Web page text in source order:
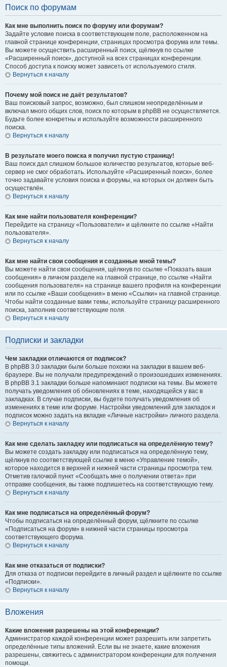
Поиск по форумам
Как мне выполнить поиск по форуму или форумам?
Задайте условие поиска в соответствующем поле, расположенном на
главной странице конференции, страницах просмотра форума или темы.
Вы можете осуществить расширенный поиск, щёлкнув по ссылке
«Расширенный поиск», доступной на всех страницах конференции.
Способ доступа к поиску может зависеть от используемого стиля.
Вернуться к началу
Почему мой поиск не даёт результатов?
Ваш поисковый запрос, возможно, был слишком неопределённым и
включал много общих слов, поиск по которым в phpBB не осуществляется.
Будьте более конкретны и используйте возможности расширенного
поиска.
Вернуться к началу
В результате моего поиска я получил пустую страницу!
Ваш поиск дал слишком большое количество результатов, которые веб-
сервер не смог обработать. Используйте «Расширенный поиск», более
точно задавайте условия поиска и форумы, на которых он должен быть
осуществлён.
Вернуться к началу
Как мне найти пользователя конференции?
Перейдите на страницу «Пользователи» и щёлкните по ссылке «Найти
пользователя».
Вернуться к началу
Как мне найти свои сообщения и созданные мной темы?
Вы можете найти свои сообщения, щёлкнув по ссылке «Показать ваши
сообщения» в личном разделе на главной странице, по ссылке «Найти
сообщения пользователя» на странице вашего профиля на конференции
или по ссылке «Ваши сообщения» в меню «Ссылки» на главной странице.
Чтобы найти созданные вами темы, используйте страницу расширенного
поиска, заполнив соответствующие поля.
Вернуться к началу
Подписки и закладки
Чем закладки отличаются от подписок?
В phpBB 3.0 закладки были больше похожи на закладки в вашем веб-
браузере. Вы не получали предупреждений о произошедших изменениях.
В phpBB 3.1 закладки больше напоминают подписки на темы. Вы можете
получать уведомления об обновлениях в теме, находящейся у вас в
закладках. В случае подписки, вы будете получать уведомления об
изменениях в теме или форуме. Настройки уведомлений для закладок и
подписок можно задать на вкладке «Личные настройки» личного раздела.
Вернуться к началу
Как мне сделать закладку или подписаться на определённую тему?
Вы можете создать закладку или подписаться на определённую тему,
щёлкнув по соответствующей ссылке в меню «Управление темой»,
которое находится в верхней и нижней части страницы просмотра тем.
Отметив галочкой пункт «Сообщать мне о получении ответа» при
отправке сообщения, вы также подпишетесь на соответствующую тему.
Вернуться к началу
Как мне подписаться на определённый форум?
Чтобы подписаться на определённый форум, щёлкните по ссылке
«Подписаться на форум» в нижней части страницы просмотра
соответствующего форума.
Вернуться к началу
Как мне отказаться от подписки?
Для отказа от подписки перейдите в личный раздел и щёлкните по ссылке
«Подписки».
Вернуться к началу
Вложения
Какие вложения разрешены на этой конференции?
Администратор каждой конференции может разрешить или запретить
определённые типы вложений. Если вы не знаете, какие вложения
разрешены, свяжитесь с администратором конференции для получения
помощи.